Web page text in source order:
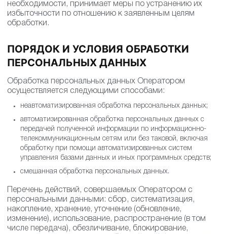
необходимости, принимает меры по устранению их
избыточности по отношению к заявленным целям
обработки.
ПОРЯДОК И УСЛОВИЯ ОБРАБОТКИ
ПЕРСОНАЛЬНЫХ ДАННЫХ
Обработка персональных данных Оператором
осуществляется следующими способами:
неавтоматизированная обработка персональных данных;
автоматизированная обработка персональных данных с
передачей полученной информации по информационно-
телекоммуникационным сетям или без таковой, включая
обработку при помощи автоматизированных систем
управления базами данных и иных программных средств;
смешанная обработка персональных данных.
Перечень действий, совершаемых Оператором с
персональными данными: сбор, систематизация,
накопление, хранение, уточнение (обновление,
изменение), использование, распространение (в том
числе передача), обезличивание, блокирование,